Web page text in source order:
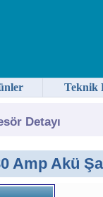
Detayı
Amp Akü
Teknik